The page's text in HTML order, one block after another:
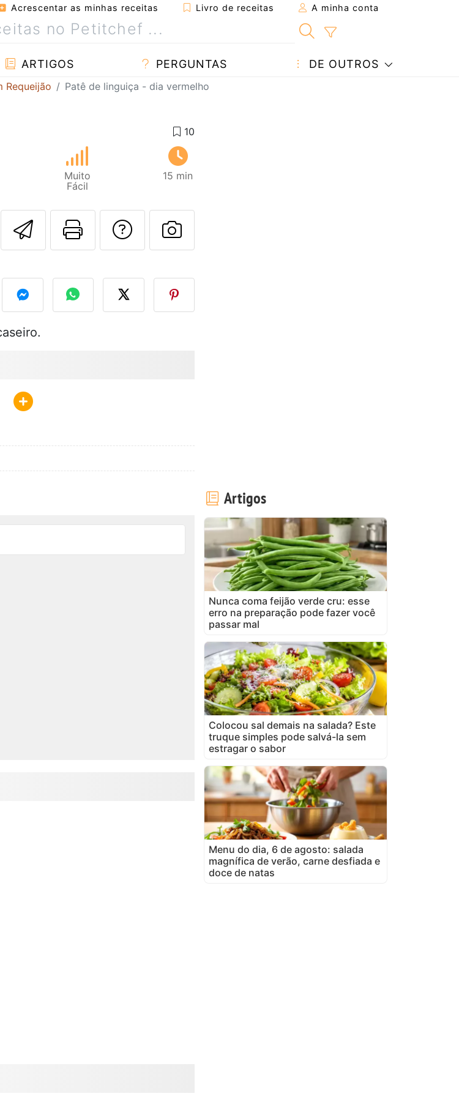
Acrescentar as minhas receitas Livro de receitas A minha conta
ARTIGOS PERGUNTAS DE OUTROS
Requeijão Patê de linguiça - dia vermelho
Muito
Fácil
15 min
Enviar esta receita a um amigo
Imprima esta página
Falar com o autor da receita
Fez esta receita? Compartilhe
Artigos
Nunca coma feijão verde cru: esse
erro na preparação pode fazer você
passar mal
Colocou sal demais na salada? Este
truque simples pode salvá-la sem
estragar o sabor
Menu do dia, 6 de agosto: salada
magnífica de verão, carne desfiada e
doce de natas